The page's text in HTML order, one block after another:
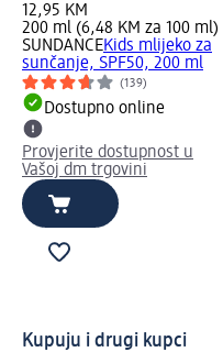
12,95 KM
200 ml (6,48 KM za 100 ml)
SUNDANCEKids mlijeko za
sunčanje, SPF50, 200 ml
(139)
Dostupno online
Provjerite dostupnost u
Vašoj dm trgovini
Kupuju i drugi kupci